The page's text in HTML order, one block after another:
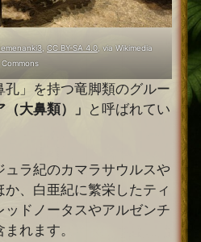
, CC BY-SA 4.0, via Wikimedia
Commons
孔」を持つ竜脚類のグルー
（大鼻類）」 と呼ばれてい
ラ紀のカマラサウルスや
、白亜紀に繁栄したティ
ッドノータスやアルゼンチ
れます。